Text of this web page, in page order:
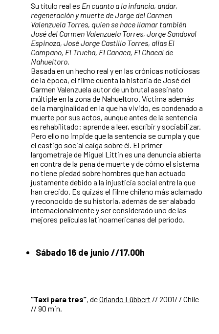
Su título real es En cuanto a la infancia, andar,
regeneración y muerte de Jorge del Carmen
Valenzuela Torres, quien se hace llamar también
José del Carmen Valenzuela Torres, Jorge Sandoval
Espinoza, José Jorge Castillo Torres, alias El
Campano, El Trucha, El Canaca, El Chacal de
Nahueltoro.
Basada en un hecho real y en las crónicas noticiosas
de la época, el filme cuenta la historia de José del
Carmen Valenzuela autor de un brutal asesinato
múltiple en la zona de Nahueltoro. Víctima además
de la marginalidad en la que ha vivido, es condenado a
muerte por sus actos, aunque antes de la sentencia
es rehabilitado: aprende a leer, escribir y sociabilizar.
Pero ello no impide que la sentencia se cumpla y que
el castigo social caiga sobre él. El primer
largometraje de Miguel Littin es una denuncia abierta
en contra de la pena de muerte y de cómo el sistema
no tiene piedad sobre hombres que han actuado
justamente debido a la injusticia social entre la que
han crecido. Es quizás el filme chileno más aclamado
y reconocido de su historia, además de ser alabado
internacionalmente y ser considerado uno de las
mejores películas latinoamericanas del período.
Sábado 16 de junio //17.00h
“Taxi para tres”, deOrlando Lübbert // 2001/ / Chile
// 90 min.